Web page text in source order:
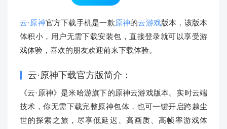
云·原神官方下载手机是一款原神的云游戏版本，该版本
体积小，用户无需下载安装包，直接登录就可以享受游
戏体验，喜欢的朋友欢迎前来下载体验。
云·原神下载官方版简介：
《云·原神》是米哈游旗下的原神云游戏版本。实时云端
技术，你无需下载完整原神包体，也可一键开启跨越尘
世的探索之旅，尽享低延迟、高画质、高帧率游戏体